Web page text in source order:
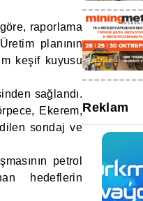
raporlama
planının
keşif kuyusu
sağlandı.
Ekerem,
sondaj ve
petrol
hedeflerin
Reklam